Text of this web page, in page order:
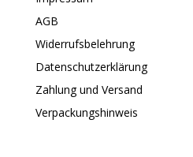
AGB
Widerrufsbelehrung
Datenschutzerklärung
Zahlung und Versand
Verpackungshinweis